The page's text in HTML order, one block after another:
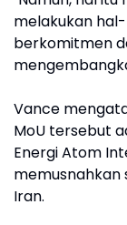
melakukan
berkomitmen
Vance
MoU tersebut
Energi Atom
memusnahkan
Iran.